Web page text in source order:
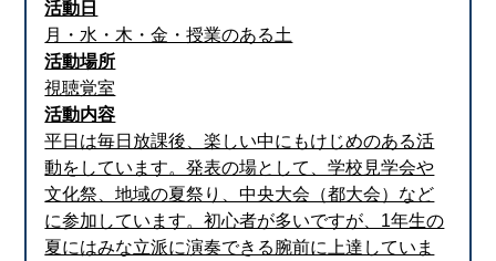
活動日
月・水・木・金・授業のある土
活動場所
視聴覚室
活動内容
平日は毎日放課後、楽しい中にもけじめのある活
動をしています。発表の場として、学校見学会や
文化祭、地域の夏祭り、中央大会（都大会）など
に参加しています。初心者が多いですが、1年生の
夏にはみな立派に演奏できる腕前に上達していま